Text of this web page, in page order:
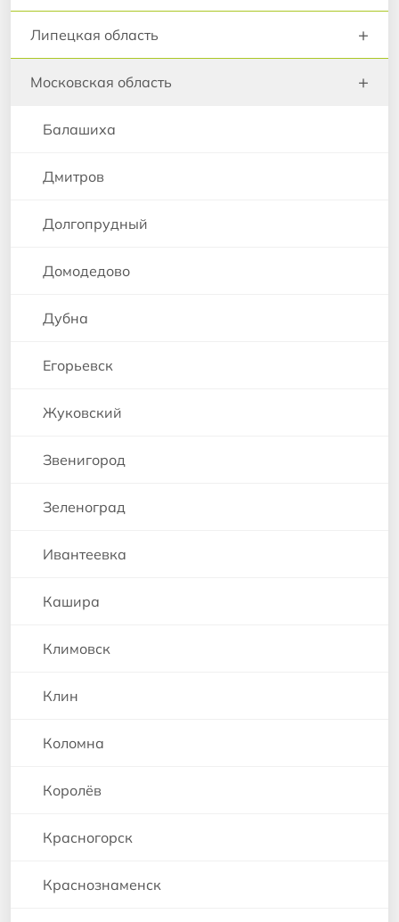
Липецкая область +
Московская область +
Балашиха
Дмитров
Долгопрудный
Домодедово
Дубна
Егорьевск
Жуковский
Звенигород
Зеленоград
Ивантеевка
Кашира
Климовск
Клин
Коломна
Королёв
Красногорск
Краснознаменск